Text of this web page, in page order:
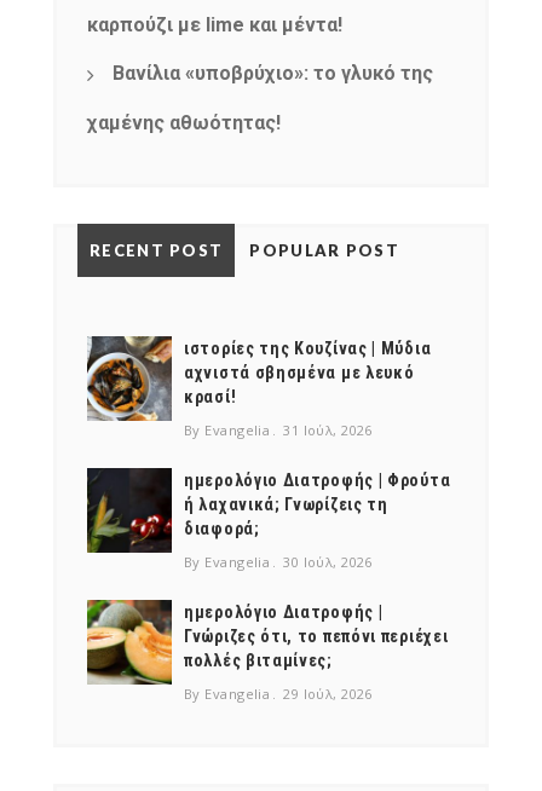
καρπούζι με lime και μέντα!
Βανίλια «υποβρύχιο»: το γλυκό της
χαμένης αθωότητας!
RECENT POST POPULAR POST
ιστορίες της Κουζίνας | Μύδια
αχνιστά σβησμένα με λευκό
κρασί!
By Evangelia 31 Ιούλ, 2026
ημερολόγιο Διατροφής | Φρούτα
ή λαχανικά; Γνωρίζεις τη
διαφορά;
By Evangelia 30 Ιούλ, 2026
ημερολόγιο Διατροφής |
Γνώριζες ότι, το πεπόνι περιέχει
πολλές βιταμίνες;
By Evangelia 29 Ιούλ, 2026